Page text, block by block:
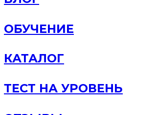
ОБУЧЕНИЕ
КАТАЛОГ
ТЕСТ НА УРОВЕНЬ